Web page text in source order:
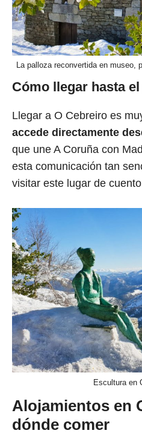
La palloza reconvertida en museo,
Cómo llegar hasta
Llegar a O Cebreiro es
accede directamente
que une A Coruña con
esta comunicación tan
visitar este lugar de
Escultura en
Alojamientos en
dónde comer